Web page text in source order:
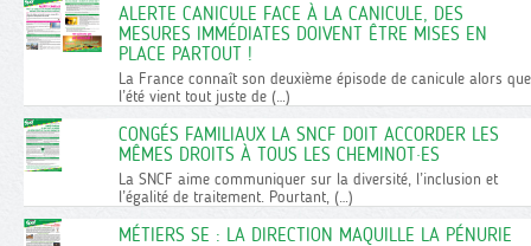
ALERTE CANICULE FACE À LA CANICULE, DES
MESURES IMMÉDIATES DOIVENT ÊTRE MISES EN
PLACE PARTOUT !
La France connaît son deuxième épisode de canicule alors que
l’été vient tout juste de (…)
CONGÉS FAMILIAUX LA SNCF DOIT ACCORDER LES
MÊMES DROITS À TOUS LES CHEMINOT·ES
La SNCF aime communiquer sur la diversité, l’inclusion et
l’égalité de traitement. Pourtant, (…)
MÉTIERS SE : LA DIRECTION MAQUILLE LA PÉNURIE